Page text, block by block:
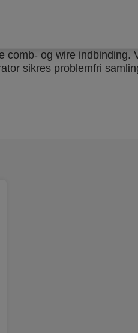
comb- og wire indbinding.
sikres problemfri